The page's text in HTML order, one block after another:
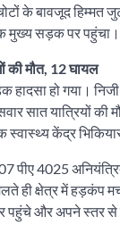
के बावजूद
मुख्य सड़क पर
की मौत, 12 घायल
हो गया।
सात यात्रियों
स्वास्थ्य केंद्र
4025
ही क्षेत्र में हड़कंप
पहुंचे और अपने स्तर से